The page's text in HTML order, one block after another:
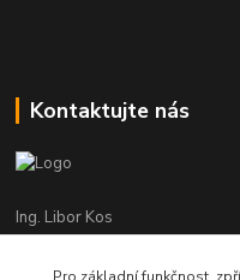
Kontaktujte nás
Ing. Libor Kos
+420 601 555 225
(Po-Pá: 8-17:00 hod.)